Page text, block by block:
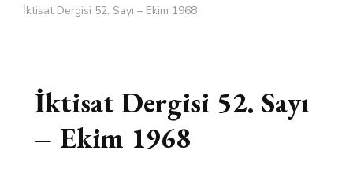
İktisat Dergisi 52. Sayı – Ekim 1968
İktisat Dergisi 52. Sayı
– Ekim 1968